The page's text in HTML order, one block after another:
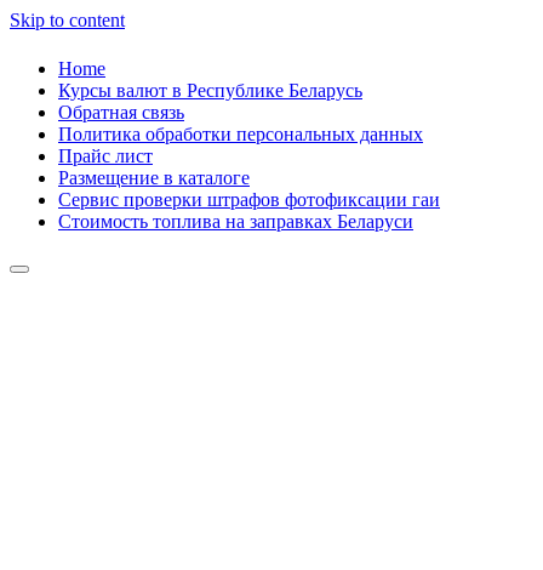
Skip to content
Home
Курсы валют в Республике Беларусь
Обратная связь
Политика обработки персональных данных
Прайс лист
Размещение в каталоге
Сервис проверки штрафов фотофиксации гаи
Стоимость топлива на заправках Беларуси